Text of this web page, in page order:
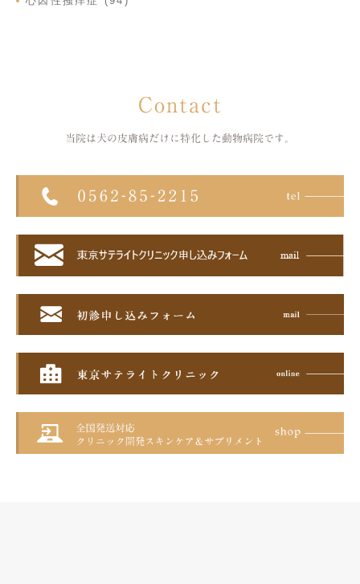
Contact
当院は犬の皮膚病だけに特化した 動物病院です。